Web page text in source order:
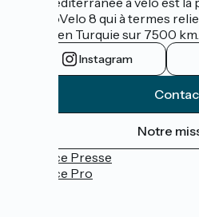
l'EuroVelo 8 qui à termes
Izmir en Turquie sur 7500 km.
Instagram
Notre
Espace Presse
Espace Pro